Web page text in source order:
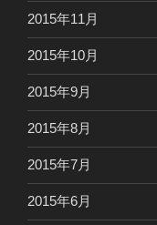
2015年11月
2015年10月
2015年9月
2015年8月
2015年7月
2015年6月